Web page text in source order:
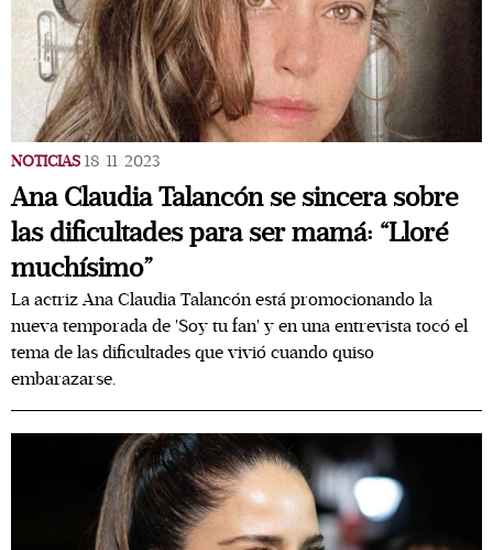
NOTICIAS 18/11/2023
Ana Claudia Talancón se sincera sobre
las dificultades para ser mamá: “Lloré
muchísimo”
La actriz Ana Claudia Talancón está promocionando la
nueva temporada de 'Soy tu fan' y en una entrevista tocó el
tema de las dificultades que vivió cuando quiso
embarazarse.